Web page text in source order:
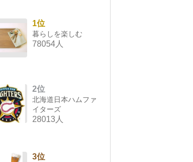
1位
暮らしを楽しむ
78054人
2位
北海道日本ハムファ
イターズ
28013人
3位